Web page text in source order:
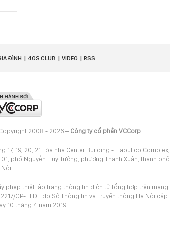
ĐÌNH 40S CLUB VIDEO RSS
2008 - 2026 –Công ty cổ phần VCCorp
17, 19, 20, 21 Tòa nhà Center Building - Hapulico Complex,
01, phố Nguyễn Huy Tưởng, phường Thanh Xuân, thành phố
Nội
phép thiết lập trang thông tin điện tử tổng hợp trên mạng
GP-TTĐT do Sở Thông tin và Truyền thông Hà Nội cấp
10 tháng 4 năm 2019